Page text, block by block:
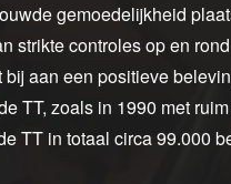
gemoedelijkheid
strikte controles op en
aan een positieve
TT, zoals in 1990 met
TT in totaal circa 99.000